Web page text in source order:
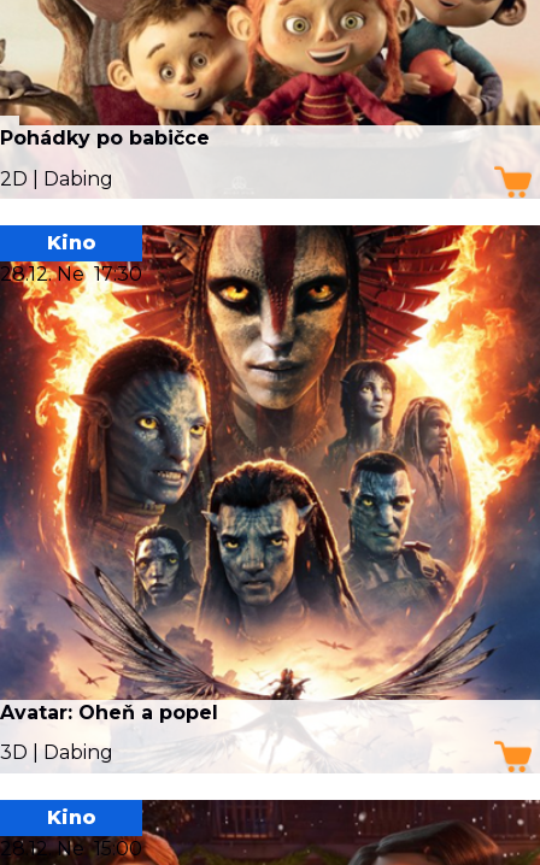
Pohádky po babičce
2D | Dabing
28.12. Ne 17:30
Kino
Avatar: Oheň a popel
3D | Dabing
28.12. Ne 15:00
Kino